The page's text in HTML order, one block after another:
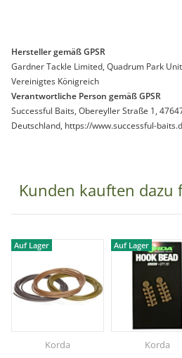
Hersteller gemäß GPSR
Gardner Tackle Limited, Quadrum Park
Vereinigtes Königreich
Verantwortliche Person gemäß GPSR
Successful Baits, Obereyller Straße 1,
Deutschland, https://www.successful-
Kunden kauften dazu
Auf Lager
Korda
Auf Lager
Korda